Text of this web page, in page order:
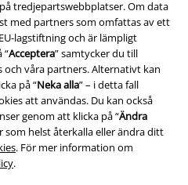
tredjepartswebbplatser. Om data
med partners som omfattas av ett
lagstiftning och är lämpligt
“Acceptera” samtycker du till
och våra partners. Alternativt kan
på “Neka alla” – i detta fall
att användas. Du kan också
genom att klicka på “Ändra
som helst återkalla eller ändra ditt
. För mer information om
.